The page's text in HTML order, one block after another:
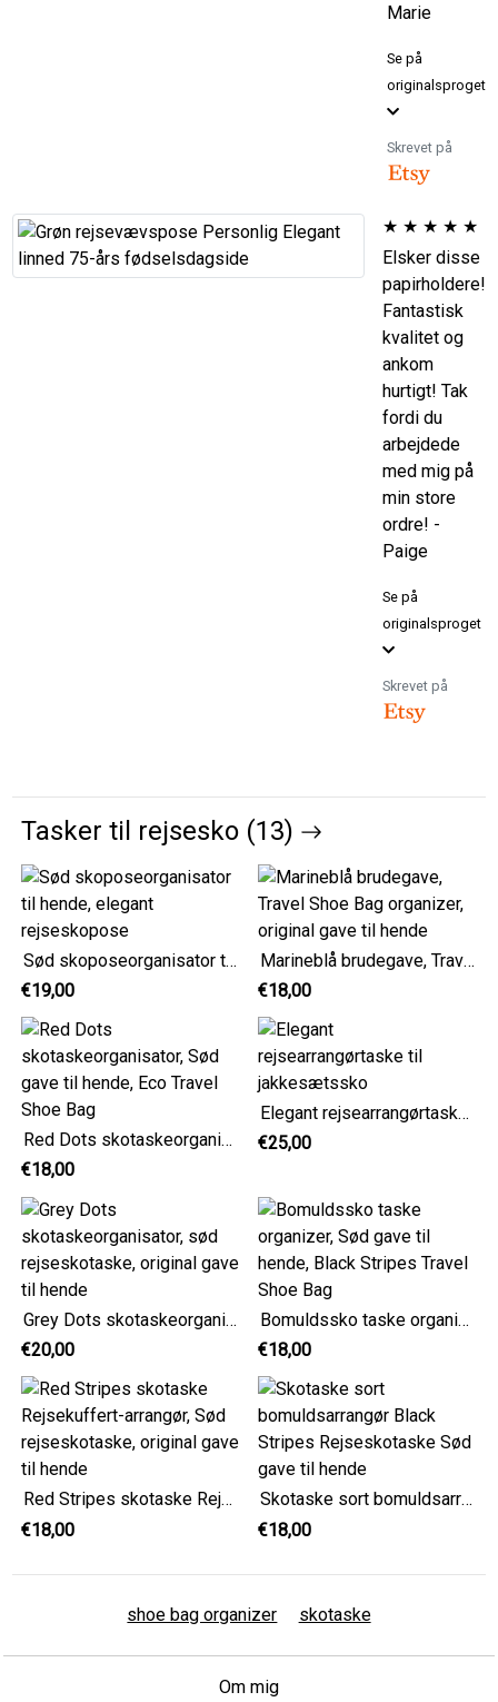
Marie
Se på
originalsproget
Skrevet på
★ ★ ★ ★ ★
Elsker disse
papirholdere!
Fantastisk
kvalitet og
ankom
hurtigt! Tak
fordi du
arbejdede
med mig på
min store
ordre! -
Paige
Se på
originalsproget
Skrevet på
Tasker til rejsesko (13)
Sød skoposeorganisator til hende, elegant rejseskopose
€19,00
Marineblå brudegave, Travel Shoe Bag organizer, original gave til hende
€18,00
Red Dots skotaskeorganisator, Sød gave til hende, Eco Travel Shoe Bag
€18,00
Elegant rejsearrangørtaske til jakkesætssko
€25,00
Grey Dots skotaskeorganisator, sød rejseskotaske, original gave til hende
€20,00
Bomuldssko taske organizer, Sød gave til hende, Black Stripes Travel Shoe Bag
€18,00
Red Stripes skotaske Rejsekuffert-arrangør, Sød rejseskotaske, original gave til hende
€18,00
Skotaske sort bomuldsarrangør Black Stripes Rejseskotaske Sød gave til hende
€18,00
shoe bag organizer skotaske
Om mig